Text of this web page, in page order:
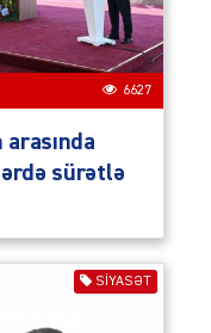
6627
arasında
sürətlə
SIYASƏT